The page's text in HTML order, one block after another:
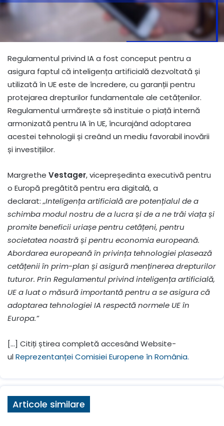
Regulamentul privind IA a fost conceput pentru a
asigura faptul că inteligența artificială dezvoltată și
utilizată în UE este de încredere, cu garanții pentru
protejarea drepturilor fundamentale ale cetățenilor.
Regulamentul urmărește să instituie o piață internă
armonizată pentru IA în UE, încurajând adoptarea
acestei tehnologii și creând un mediu favorabil inovării
și investițiilor.
Margrethe Vestager, vicepreședinta executivă pentru
o Europă pregătită pentru era digitală, a
declarat:„Inteligența artificială are potențialul de a
schimba modul nostru de a lucra și de a ne trăi viața și
promite beneficii uriașe pentru cetățeni, pentru
societatea noastră și pentru economia europeană.
Abordarea europeană în privința tehnologiei plasează
cetățenii în prim-plan și asigură menținerea drepturilor
tuturor. Prin Regulamentul privind inteligența artificială,
UE a luat o măsură importantă pentru a se asigura că
adoptarea tehnologiei IA respectă normele UE în
Europa.”
[…] Citiți știrea completă accesând Website-
ulReprezentanței Comisiei Europene în România.
Articole similare